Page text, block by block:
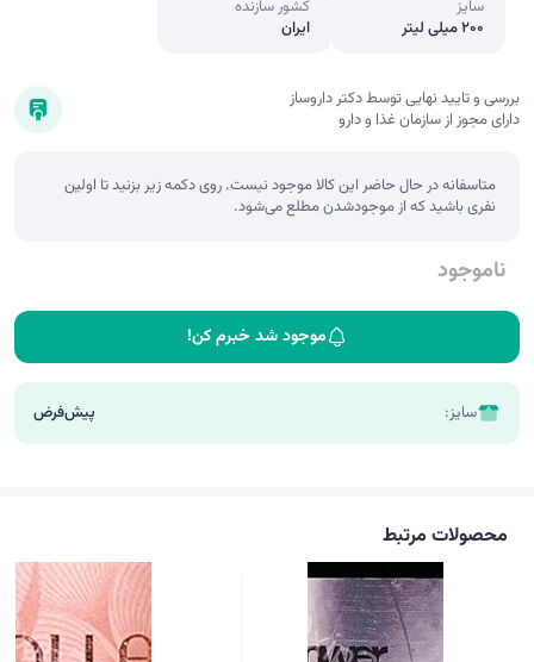
سایز
200 میلی لیتر
کشور سازنده
ایران
بررسی و تایید نهایی توسط دکتر داروساز
دارای مجوز از سازمان غذا و دارو
متاسفانه در حال حاضر این کالا موجود نیست. روی دکمه زیر بزنید تا اولین
نفری باشید که از موجودشدن مطلع می‌شود.
ناموجود
موجود شد خبرم کن!
سایز: پیش‌فرض
محصولات مرتبط